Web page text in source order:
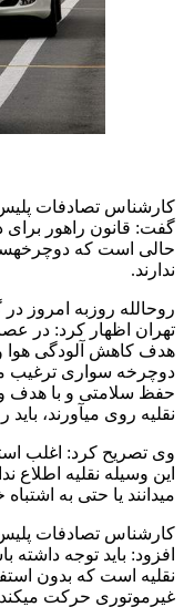
کارشناس تصادفات
گفت: قانون راهور
حالی است که
ندارند.
روح‏الله روزبه امروز
تهران اظهار کرد: در
هدف کاهش آلودگی
دوچرخه‏‌ سواری ترغیب
حفظ سلامتی و با هدف
نقلیه روی می‏آورند،
وی تصریح کرد: اغلب
این وسیله نقلیه اطلاع
می‏دانند یا حتی به
کارشناس تصادفات
افزود: باید توجه
نقلیه است که بدون
غیرموتوری حرکت